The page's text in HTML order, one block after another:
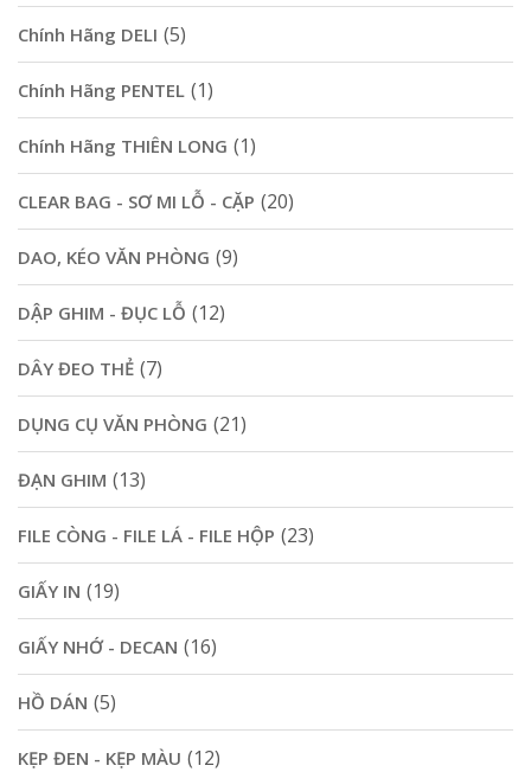
Chính Hãng DELI (5)
Chính Hãng PENTEL (1)
Chính Hãng THIÊN LONG (1)
CLEAR BAG - SƠ MI LỖ - CẶP (20)
DAO, KÉO VĂN PHÒNG (9)
DẬP GHIM - ĐỤC LỖ (12)
DÂY ĐEO THẺ (7)
DỤNG CỤ VĂN PHÒNG (21)
ĐẠN GHIM (13)
FILE CÒNG - FILE LÁ - FILE HỘP (23)
GIẤY IN (19)
GIẤY NHỚ - DECAN (16)
HỒ DÁN (5)
KẸP ĐEN - KẸP MÀU (12)